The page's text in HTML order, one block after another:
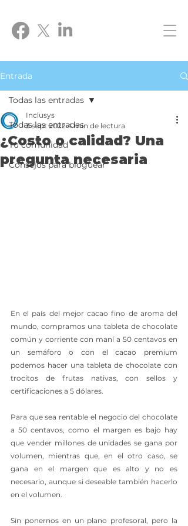
Entrada
Todas las entradas
Tu comunidad
Consejos para bloguear
Todas las entradas
¿Costo o calidad? Una
pregunta necesaria
Inclusys
3 sept 2022 4 min de lectura
En el país del mejor cacao fino de aroma del
mundo, compramos una tableta de chocolate
común y corriente con maní a 50 centavos en
un semáforo o con el cacao premium
podemos hacer una tableta de chocolate con
trocitos de frutas nativas, con sellos y
certificaciones a 5 dólares.
Para que sea rentable el negocio del chocolate
a 50 centavos, como el margen es bajo hay
que vender millones de unidades se gana por
volumen, mientras que, en el otro caso, se
gana en el margen que es alto y no es
necesario, aunque si deseable también hacerlo
en el volumen.
Sin ponernos en un plano profesoral, pero la